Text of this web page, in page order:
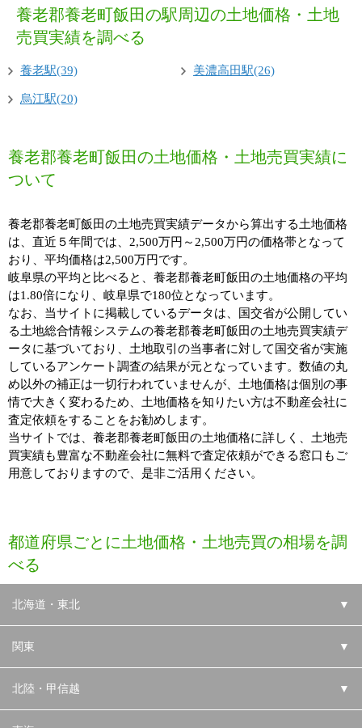
養老郡養老町飯田の駅周辺の土地価格・土地
売買実績を調べる
養老駅(39) 美濃高田駅(26)
烏江駅(20)
養老郡養老町飯田の土地価格・土地売買実績に
ついて
養老郡養老町飯田の土地売買実績データから算出する土地価格
は、直近５年間では、2,500万円～2,500万円の価格帯となって
おり、平均価格は2,500万円です。
岐阜県の平均と比べると、養老郡養老町飯田の土地価格の平均
は1.80倍になり、岐阜県で180位となっています。
なお、当サイトに掲載しているデータは、国交省が公開してい
る土地総合情報システムの養老郡養老町飯田の土地売買実績デ
ータに基づいており、土地取引の当事者に対して国交省が実施
しているアンケート調査の結果が元となっています。数値の丸
め以外の補正は一切行われていませんが、土地価格は個別の事
情で大きく変わるため、土地価格を知りたい方は不動産会社に
査定依頼をすることをお勧めします。
当サイトでは、養老郡養老町飯田の土地価格に詳しく、土地売
買実績も豊富な不動産会社に無料で査定依頼ができる窓口もご
用意しておりますので、是非ご活用ください。
都道府県ごとに土地価格・土地売買の相場を調
べる
北海道・東北 ▼
関東 ▼
北陸・甲信越 ▼